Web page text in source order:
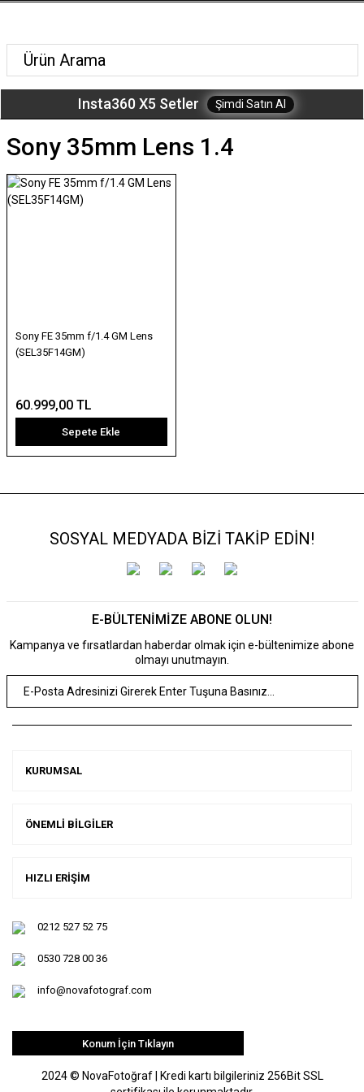
Insta360 X5 Setler Şimdi Satın Al
Sony 35mm Lens 1.4
Sony FE 35mm f/1.4 GM Lens
(SEL35F14GM)
60.999,00 TL
Sepete Ekle
SOSYAL MEDYADA BİZİ TAKİP EDİN!
E-BÜLTENİMİZE ABONE OLUN!
Kampanya ve fırsatlardan haberdar olmak için e-bültenimize abone
olmayı unutmayın.
KURUMSAL
ÖNEMLİ BİLGİLER
HIZLI ERİŞİM
0212 527 52 75
0530 728 00 36
info@novafotograf.com
Konum İçin Tıklayın
2024 © NovaFotoğraf | Kredi kartı bilgileriniz 256Bit SSL